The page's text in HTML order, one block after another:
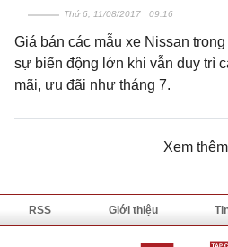
Thứ 6, 11/08/2017 | 09:16
Giá bán các mẫu xe Nissan
sự biến động lớn khi vẫn duy trì
mãi, ưu đãi như tháng 7.
Xem
RSS Giới thiệu